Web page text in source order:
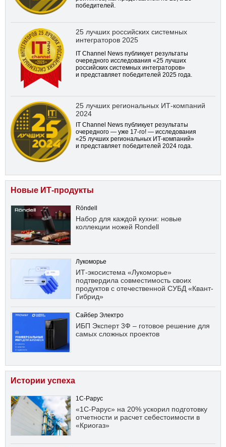
победителей.
25 лучших российских системных
интеграторов 2025
IT Channel News публикует результаты
очередного исследования «25 лучших
российских системных интеграторов»
и представляет победителей 2025 года.
25 лучших региональных ИТ-компаний
2024
IT Channel News публикует результаты
очередного — уже 17-го! — исследования
«25 лучших региональных ИТ-компаний»
и представляет победителей 2024 года.
Новые ИТ-продукты
Röndell
Набор для каждой кухни: новые
коллекции ножей Rondell
Лукоморье
ИТ-экосистема «Лукоморье»
подтвердила совместимость своих
продуктов с отечественной СУБД «Квант-
Гибрид»
Сайбер Электро
ИБП Эксперт 3Ф – готовое решение для
самых сложных проектов
Истории успеха
1С-Рарус
«1С-Рарус» на 20% ускорил подготовку
отчетности и расчет себестоимости в
«Криогаз»